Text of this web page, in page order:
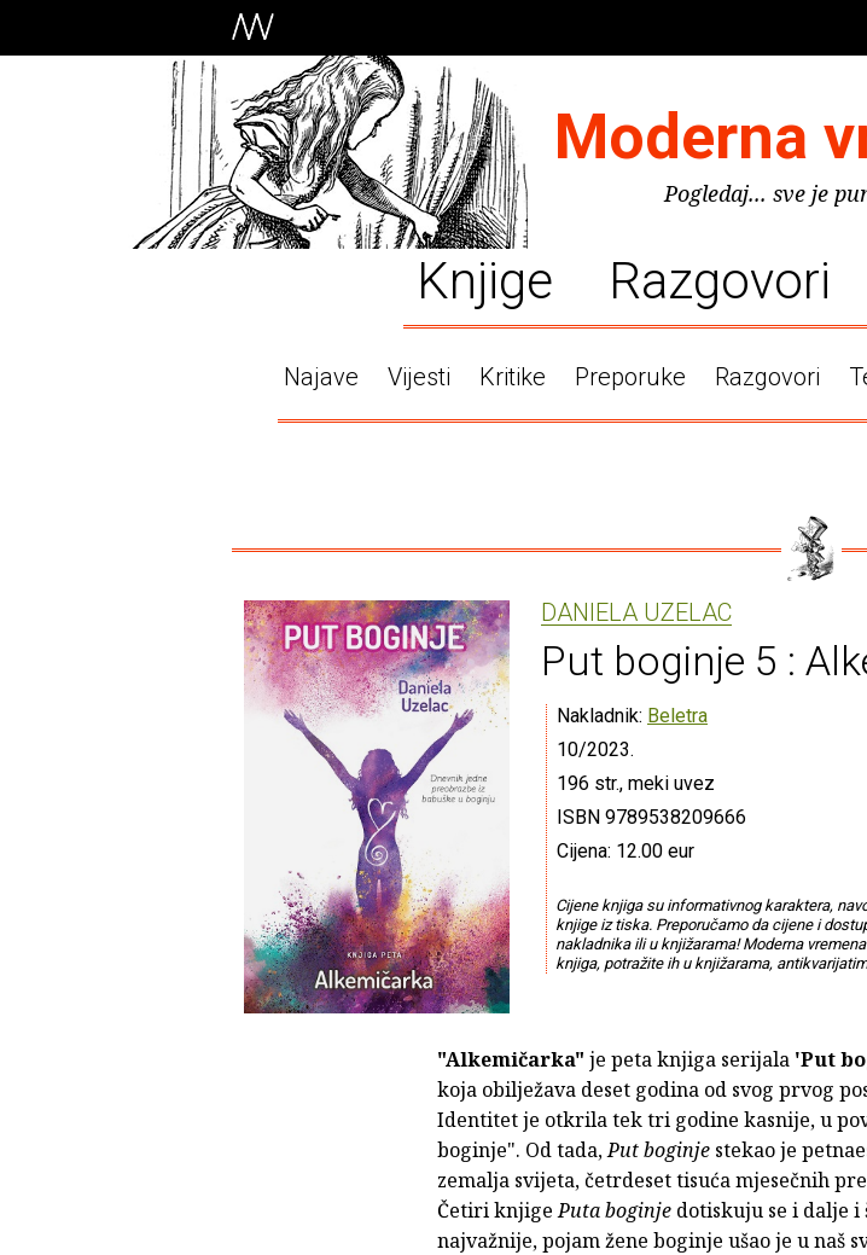
Moderna
Pogledaj... sve je
Knjige Razgovori
Najave Vijesti Kritike Preporuke Razgovori
DANIELA UZELAC
Put boginje 5 :
Nakladnik: Beletra
10/2023.
196 str., meki uvez
ISBN 9789538209666
Cijena: 12.00 eur
Cijene knjiga su informativnog karaktera,
knjige iz tiska. Preporučamo da cijene i
nakladnika ili u knjižarama! Moderna
knjiga, potražite ih u knjižarama,
"Alkemičarka" je peta knjiga serijala 'Put
koja obilježava deset godina od svog prvog
Identitet je otkrila tek tri godine kasnije, u
boginje". Od tada,Put boginje stekao je
zemalja svijeta, četrdeset tisuća mjesečnih
Četiri knjigePuta boginje dotiskuju se i dalje
najvažnije, pojam žene boginje ušao je u naš